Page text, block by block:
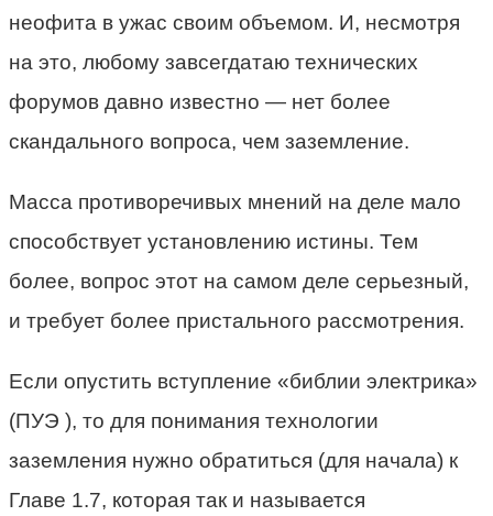
неофита в ужас своим объемом. И, несмотря
на это, любому завсегдатаю технических
форумов давно известно — нет более
скандального вопроса, чем заземление.
Масса противоречивых мнений на деле мало
способствует установлению истины. Тем
более, вопрос этот на самом деле серьезный,
и требует более пристального рассмотрения.
Если опустить вступление «библии электрика»
(ПУЭ ), то для понимания технологии
заземления нужно обратиться (для начала) к
Главе 1.7, которая так и называется